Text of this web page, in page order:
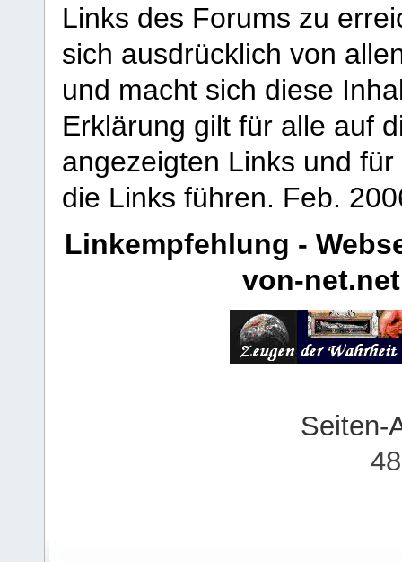
Links des Forums zu
sich ausdrücklich von
und macht sich diese
Erklärung gilt für alle auf
angezeigten Links und
die Links führen. Feb.
Linkempfehlung -
von-net.net
Seiten-